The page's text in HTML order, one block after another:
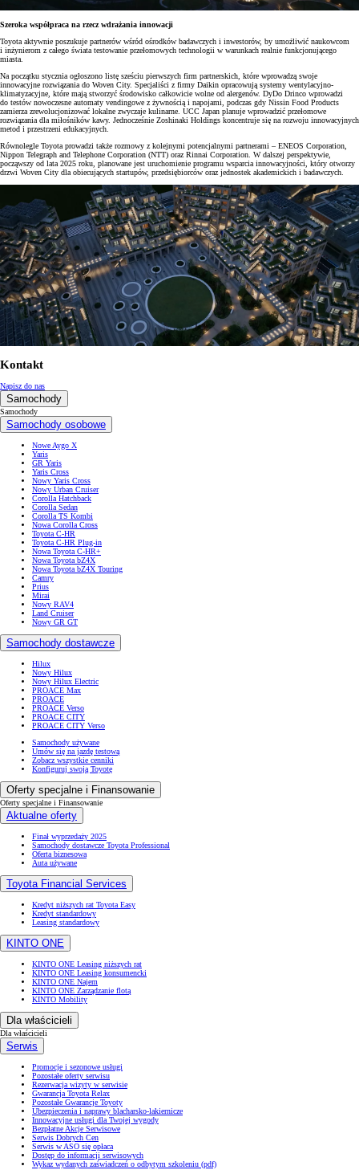
Szeroka współpraca na rzecz wdrażania innowacji
Toyota aktywnie poszukuje partnerów wśród ośrodków badawczych i inwestorów, by umożliwić naukowcom
i inżynierom z całego świata testowanie przełomowych technologii w warunkach realnie funkcjonującego
miasta.
Na początku stycznia ogłoszono listę sześciu pierwszych firm partnerskich, które wprowadzą swoje
innowacyjne rozwiązania do Woven City. Specjaliści z firmy Daikin opracowują systemy wentylacyjno-
klimatyzacyjne, które mają stworzyć środowisko całkowicie wolne od alergenów. DyDo Drinco wprowadzi
do testów nowoczesne automaty vendingowe z żywnością i napojami, podczas gdy Nissin Food Products
zamierza zrewolucjonizować lokalne zwyczaje kulinarne. UCC Japan planuje wprowadzić przełomowe
rozwiązania dla miłośników kawy. Jednocześnie Zoshinaki Holdings koncentruje się na rozwoju innowacyjnych
metod i przestrzeni edukacyjnych.
Równolegle Toyota prowadzi także rozmowy z kolejnymi potencjalnymi partnerami – ENEOS Corporation,
Nippon Telegraph and Telephone Corporation (NTT) oraz Rinnai Corporation. W dalszej perspektywie,
począwszy od lata 2025 roku, planowane jest uruchomienie programu wsparcia innowacyjności, który otworzy
drzwi Woven City dla obiecujących startupów, przedsiębiorców oraz jednostek akademickich i badawczych.
Kontakt
Napisz do nas
Samochody
Samochody
Samochody osobowe
Nowe Aygo X
Yaris
GR Yaris
Yaris Cross
Nowy Yaris Cross
Nowy Urban Cruiser
Corolla Hatchback
Corolla Sedan
Corolla TS Kombi
Nowa Corolla Cross
Toyota C-HR
Toyota C-HR Plug-in
Nowa Toyota C-HR+
Nowa Toyota bZ4X
Nowa Toyota bZ4X Touring
Camry
Prius
Mirai
Nowy RAV4
Land Cruiser
Nowy GR GT
Samochody dostawcze
Hilux
Nowy Hilux
Nowy Hilux Electric
PROACE Max
PROACE
PROACE Verso
PROACE CITY
PROACE CITY Verso
Samochody używane
Umów się na jazdę testową
Zobacz wszystkie cenniki
Konfiguruj swoją Toyotę
Oferty specjalne i Finansowanie
Oferty specjalne i Finansowanie
Aktualne oferty
Finał wyprzedaży 2025
Samochody dostawcze Toyota Professional
Oferta biznesowa
Auta używane
Toyota Financial Services
Kredyt niższych rat Toyota Easy
Kredyt standardowy
Leasing standardowy
KINTO ONE
KINTO ONE Leasing niższych rat
KINTO ONE Leasing konsumencki
KINTO ONE Najem
KINTO ONE Zarządzanie flotą
KINTO Mobility
Dla właścicieli
Dla właścicieli
Serwis
Promocje i sezonowe usługi
Pozostałe oferty serwisu
Rezerwacja wizyty w serwisie
Gwarancja Toyota Relax
Pozostałe Gwarancje Toyoty
Ubezpieczenia i naprawy blacharsko-lakiernicze
Innowacyjne usługi dla Twojej wygody
Bezpłatne Akcje Serwisowe
Serwis Dobrych Cen
Serwis w ASO się opłaca
Dostęp do informacji serwisowych
Wykaz wydanych zaświadczeń o odbytym szkoleniu (pdf)